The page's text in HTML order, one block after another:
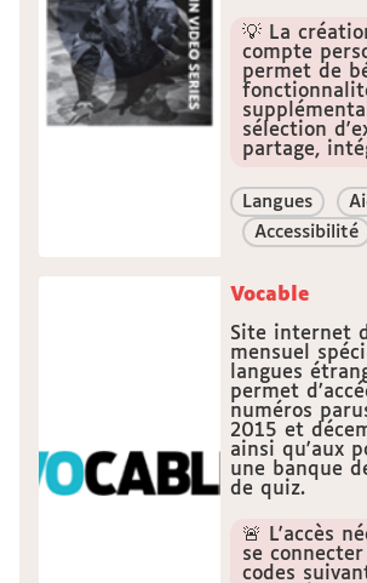
💡 La
compte
permet de
sélection
partage,
Langues
Accessibilité
Vocable
Site internet
mensuel
langues
permet
numéros
2015 et
ainsi qu'aux
une banque
de quiz.
🚨 L'accès
se
codes